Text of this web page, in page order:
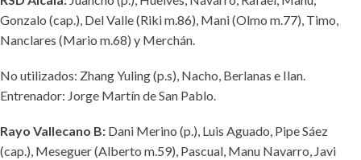
Gonzalo (cap.), Del Valle (Riki m.86), Mani (Olmo m.77), Timo,
Nanclares (Mario m.68) y Merchán.
No utilizados: Zhang Yuling (p.s), Nacho, Berlanas e Ilan.
Entrenador: Jorge Martín de San Pablo.
Rayo Vallecano B: Dani Merino (p.), Luis Aguado, Pipe Sáez
(cap.), Meseguer (Alberto m.59), Pascual, Manu Navarro, Javi